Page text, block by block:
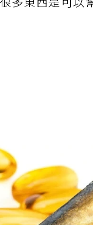
多東西是可以